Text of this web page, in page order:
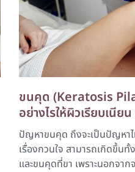
ขนคุด (Keratosis
อย่างไรให้ผิวเรียบเนียน
ปัญหาขนคุด ถึงจะเป็นปัญหา
เรื่องกวนใจ สามารถเกิดขึ้น
และขนคุดที่ขา เพราะนอกจาก